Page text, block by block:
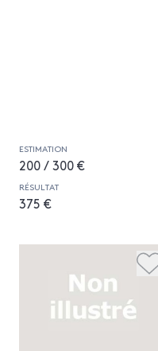
ESTIMATION
200 / 300 €
RÉSULTAT
375 €